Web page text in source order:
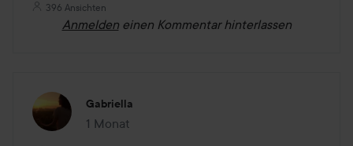
396 Ansichten
Anmelden einen Kommentar hinterlassen
Gabriella
1 Monat
Der Beitrag wurde 1 Monat erstellt